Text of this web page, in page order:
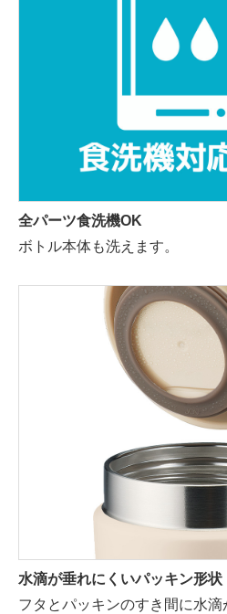
全パーツ食洗機OK
ボトル本体も洗えます。
水滴が垂れにくいパッキン形状
フタとパッキンのすき間に水